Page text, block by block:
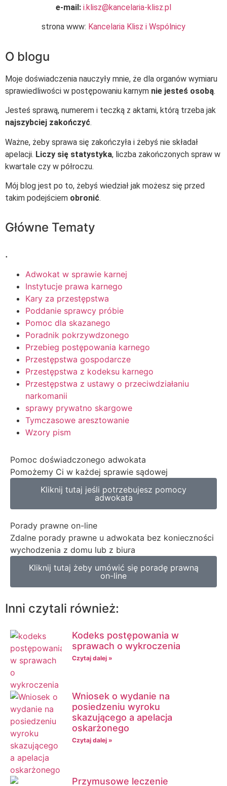
e-mail: i.klisz@kancelaria-klisz.pl
strona www: Kancelaria Klisz i Wspólnicy
O blogu
Moje doświadczenia nauczyły mnie, że dla organów wymiaru
sprawiedliwości w postępowaniu karnym nie jesteś osobą.
Jesteś sprawą, numerem i teczką z aktami, którą trzeba jak
najszybciej zakończyć.
Ważne, żeby sprawa się zakończyła i żebyś nie składał
apelacji. Liczy się statystyka, liczba zakończonych spraw w
kwartale czy w półroczu.
Mój blog jest po to, żebyś wiedział jak możesz się przed
takim podejściem obronić.
Główne Tematy
.
Adwokat w sprawie karnej
Instytucje prawa karnego
Kary za przestępstwa
Poddanie sprawcy próbie
Pomoc dla skazanego
Poradnik pokrzywdzonego
Przebieg postępowania karnego
Przestępstwa gospodarcze
Przestępstwa z kodeksu karnego
Przestępstwa z ustawy o przeciwdziałaniu
narkomanii
sprawy prywatno skargowe
Tymczasowe aresztowanie
Wzory pism
Pomoc doświadczonego adwokata
Pomożemy Ci w każdej sprawie sądowej
Kliknij tutaj jeśli potrzebujesz pomocy
adwokata
Porady prawne on-line
Zdalne porady prawne u adwokata bez konieczności
wychodzenia z domu lub z biura
Kliknij tutaj żeby umówić się poradę prawną
on-line
Inni czytali również:
Kodeks postępowania w
sprawach o wykroczenia
Czytaj dalej »
Wniosek o wydanie na
posiedzeniu wyroku
skazującego a apelacja
oskarżonego
Czytaj dalej »
Przymusowe leczenie